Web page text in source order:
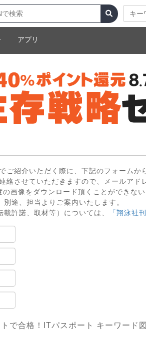
キー
アプリ
ご紹介いただく際に、下記のフォーム
させていただきますので、メールアド
画像をダウンロード頂くことができな
途、担当よりご案内いたします。
許諾、取材等）については、
「翔泳社
で合格！ITパスポート キーワード